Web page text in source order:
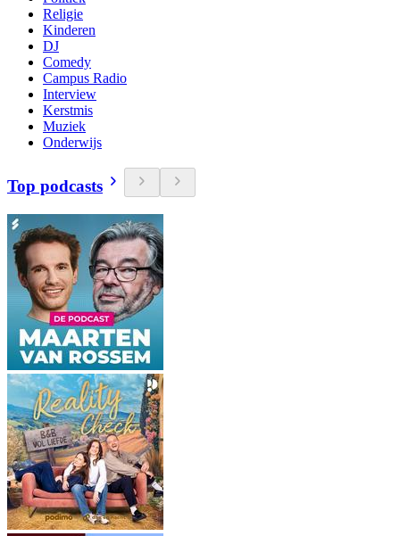
Religie
Kinderen
DJ
Comedy
Campus Radio
Interview
Kerstmis
Muziek
Onderwijs
Top podcasts